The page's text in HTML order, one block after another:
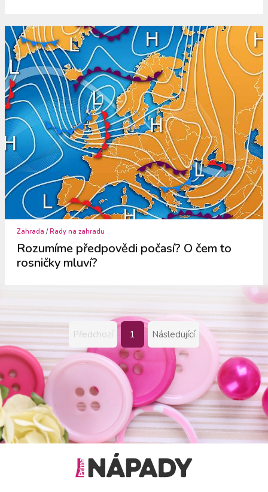
Zahrada /Rady na zahradu
Rozumíme předpovědi počasí? O čem to
rosničky mluví?
Předchozí 1 Následující